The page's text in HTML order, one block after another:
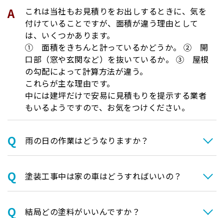
これは当社もお見積りをお出しするときに、気を
付けていることですが、面積が違う理由として
は、いくつかあります。
① 面積をきちんと計っているかどうか。 ② 開
口部（窓や玄関など）を抜いているか。 ③ 屋根
の勾配によって計算方法が違う。
これらが主な理由です。
中には建坪だけで安易に見積もりを提示する業者
もいるようですので、お気をつけください。
⾬の日の作業はどうなりますか？
塗装⼯事中は家の⾞はどうすればいいの？
結局どの塗料がいいんですか？